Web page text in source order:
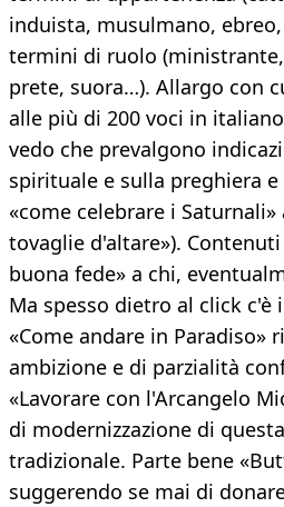
induista, musulmano,
termini di ruolo
prete, suora…). Allargo con
alle più di 200 voci in
vedo che prevalgono
spirituale e sulla preghiera
«come celebrare i
tovaglie d'altare»).
buona fede» a chi,
Ma spesso dietro al click c'è
«Come andare in Paradiso»
ambizione e di parzialità
«Lavorare con l'Arcangelo
di modernizzazione di
tradizionale. Parte bene
suggerendo se mai di